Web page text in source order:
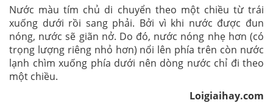
Nước màu tím chủ di chuyển theo một chiều từ trái
xuống dưới rồi sang phải. Bởi vì khi nước được đun
nóng, nước sẽ giãn nở. Do đó, nước nóng nhẹ hơn (có
trọng lượng riêng nhỏ hơn) nổi lên phía trên còn nước
lạnh chìm xuống phía dưới nên dòng nước chỉ đi theo
một chiều.
Loigiaihay.com